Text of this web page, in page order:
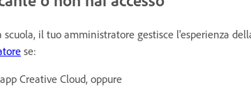
il tuo amministratore gestisce l'esperienza
se:
Creative Cloud, oppure